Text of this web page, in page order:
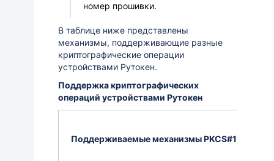
номер прошивки.
В таблице ниже представлены
механизмы, поддерживающие разные
криптографические операции
устройствами Рутокен.
Поддержка криптографических
операций устройствами Рутокен
Поддерживаемые механизмы PKCS#11